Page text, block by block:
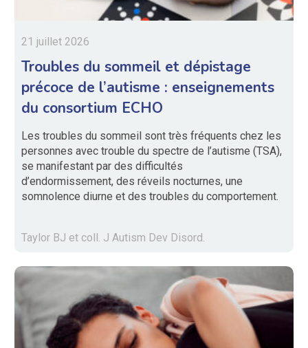
21 juillet 2026
Troubles du sommeil et dépistage
précoce de l’autisme : enseignements
du consortium ECHO
Les troubles du sommeil sont très fréquents chez les
personnes avec trouble du spectre de l’autisme (TSA),
se manifestant par des difficultés
d’endormissement, des réveils nocturnes, une
somnolence diurne et des troubles du comportement.
Taylor BJ et coll. J Autism Dev Disord.